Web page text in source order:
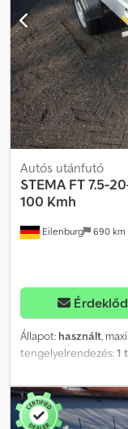
Eilenburg 690 km
Autós utánfutó
STEMA FT 7.5-
100 Kmh
Állapot: használt,
tengelyelrendezés:1
raktérmagasság:330
magasság:870 mm,
nyitott plató,